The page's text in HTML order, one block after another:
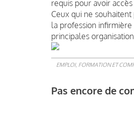
requis pour avoir
Ceux qui ne
la profession
principales
EMPLOI, FORMATION ET
Pas encore de